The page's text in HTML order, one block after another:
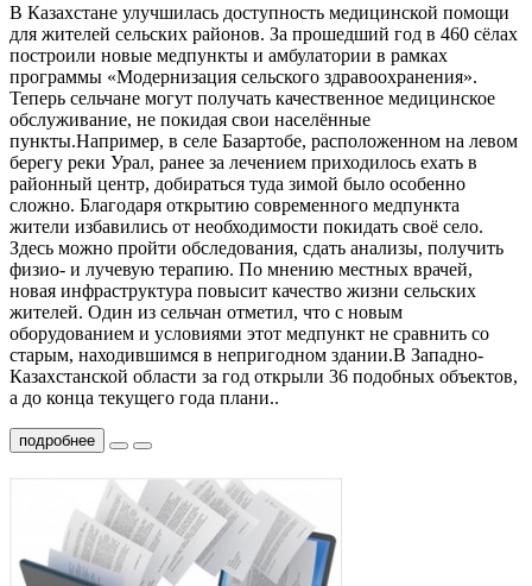
В Казахстане улучшилась доступность медицинской помощи
для жителей сельских районов. За прошедший год в 460 сёлах
построили новые медпункты и амбулатории в рамках
программы «Модернизация сельского здравоохранения».
Теперь сельчане могут получать качественное медицинское
обслуживание, не покидая свои населённые
пункты.Например, в селе Базартобе, расположенном на левом
берегу реки Урал, ранее за лечением приходилось ехать в
районный центр, добираться туда зимой было особенно
сложно. Благодаря открытию современного медпункта
жители избавились от необходимости покидать своё село.
Здесь можно пройти обследования, сдать анализы, получить
физио- и лучевую терапию. По мнению местных врачей,
новая инфраструктура повысит качество жизни сельских
жителей. Один из сельчан отметил, что с новым
оборудованием и условиями этот медпункт не сравнить со
старым, находившимся в непригодном здании.В Западно-
Казахстанской области за год открыли 36 подобных объектов,
а до конца текущего года плани..
подробнее